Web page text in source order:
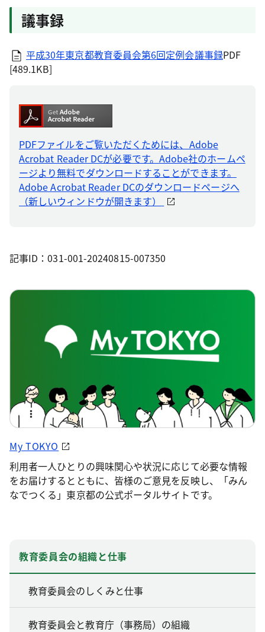
議事録
平成30年東京都教育委員会第6回定例会議事録PDF
[489.1KB]
PDFファイルをご覧いただくためには、Adobe
Acrobat Reader DCが必要です。Adobe社のホームペ
ージより無料でダウンロードすることができます。
Adobe Acrobat Reader DCのダウンロードページへ
（新しいウィンドウが開きます）
記事ID：031-001-20240815-007350
My TOKYO
利用者一人ひとりの興味関心や状況に応じて必要な情報
をお届けするとともに、皆様のご意見を反映し、「みん
なでつくる」東京都の公式ポータルサイトです。
教育委員会の組織と仕事
教育委員会のしくみと仕事
教育委員会と教育庁（事務局）の組織